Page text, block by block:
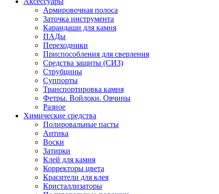
Армировочная полоса
Заточка инструмента
Карандаши для камня
ПАДы
Переходники
Приспособления для сверления
Средства защиты (СИЗ)
Струбцины
Суппорты
Транспортировка камня
Фетры. Войлоки. Овчины
Разное
Химические средства
Полировальные пасты
Антика
Воски
Затирки
Клей для камня
Корректоры цвета
Красители для клея
Кристаллизаторы